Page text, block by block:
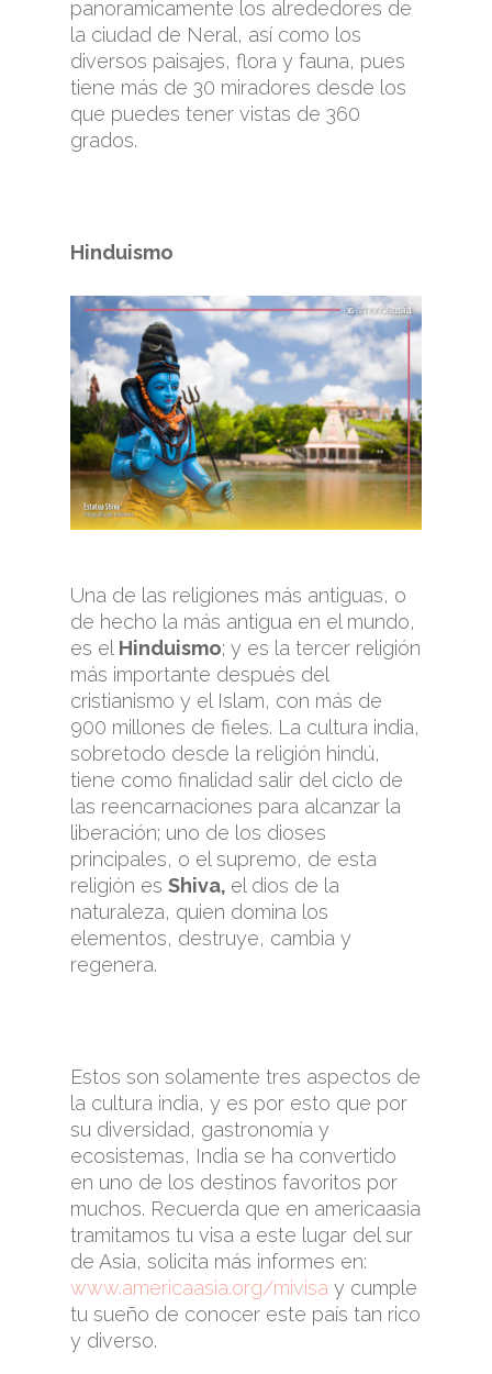
panoramicamente los alrededores de
la ciudad de Neral, así como los
diversos paisajes, flora y fauna, pues
tiene más de 30 miradores desde los
que puedes tener vistas de 360
grados.
Hinduismo
Una de las religiones más antiguas, o
de hecho la más antigua en el mundo,
es el Hinduismo; y es la tercer religión
más importante después del
cristianismo y el Islam, con más de
900 millones de fieles. La cultura india,
sobretodo desde la religión hindú,
tiene como finalidad salir del ciclo de
las reencarnaciones para alcanzar la
liberación; uno de los dioses
principales, o el supremo, de esta
religión es Shiva, el dios de la
naturaleza, quien domina los
elementos, destruye, cambia y
regenera.
Estos son solamente tres aspectos de
la cultura india, y es por esto que por
su diversidad, gastronomía y
ecosistemas, India se ha convertido
en uno de los destinos favoritos por
muchos. Recuerda que en americaasia
tramitamos tu visa a este lugar del sur
de Asia, solicita más informes en:
www.americaasia.org/mivisa y cumple
tu sueño de conocer este país tan rico
y diverso.